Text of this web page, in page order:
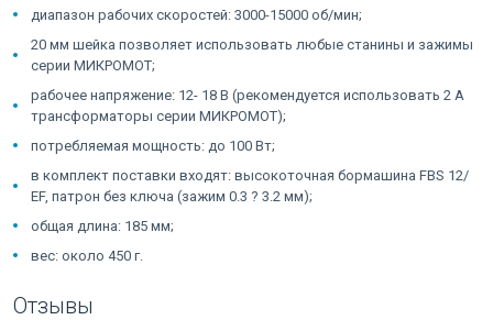
диапазон рабочих скоростей: 3000-15000 об/мин;
20 мм шейка позволяет использовать любые станины и зажимы
серии МИКРОМОТ;
рабочее напряжение: 12- 18 В (рекомендуется использовать 2 А
трансформаторы серии МИКРОМОТ);
потребляемая мощность: до 100 Вт;
в комплект поставки входят: высокоточная бормашина FBS 12/
ЕF, патрон без ключа (зажим 0.3 ? 3.2 мм);
общая длина: 185 мм;
вес: около 450 г.
Отзывы